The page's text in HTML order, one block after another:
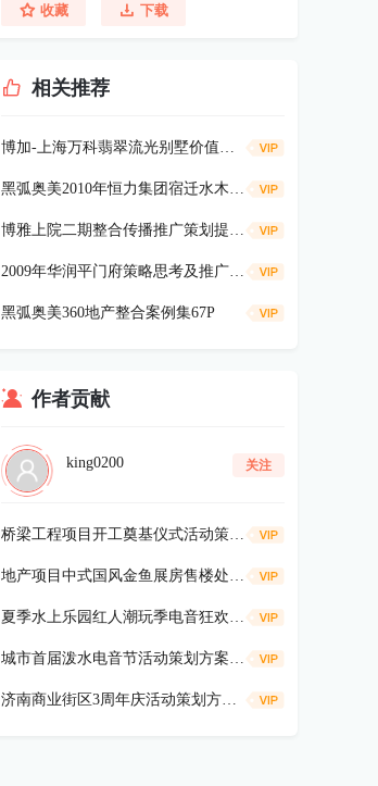
收藏 下载
相关推荐
博加-上海万科翡翠流光别墅价值策略91p
黑弧奥美2010年恒力集团宿迁水木清华项目《广告及营销提案》334p
博雅上院二期整合传播推广策划提案104P
2009年华润平门府策略思考及推广181P
黑弧奥美360地产整合案例集67P
作者贡献
king0200 关注
桥梁工程项目开工奠基仪式活动策划方案
地产项目中式国风金鱼展房售楼处示范区开放活动策划方案（遇鉴国风雅境时主题）
夏季水上乐园红人潮玩季电音狂欢活动策划方案
城市首届泼水电音节活动策划方案（盛夏狂欢 电音造浪主题）
济南商业街区3周年庆活动策划方案（共富热爱 不燃不3主题）